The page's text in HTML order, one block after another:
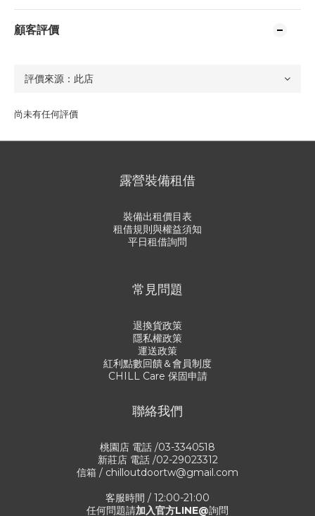
顧客評價
尚未有任何評價
露營裝備租借
裝備出租價目表
租借規則與權益須知
平日租借詢問
常見問題
退換貨政策
隱私權政策
運送政策
紅利點數回饋＆會員制度
CHILL Care 保固申請
聯絡我們
桃園店 電話 /03-3340518
新莊店 電話 /02-29023312
信箱 / chilloutdoortw@gmail.com
客服時間 / 12:00-21:00
任何問題請加入官方LINE@詢問